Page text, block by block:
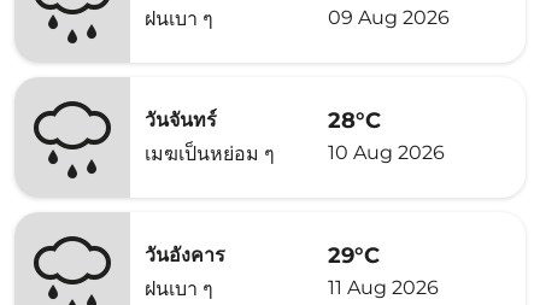
ฝนเบา ๆ
09 Aug 2026
วันจันทร์
เมฆเป็นหย่อม ๆ
28°C
10 Aug 2026
วันอังคาร
ฝนเบา ๆ
29°C
11 Aug 2026